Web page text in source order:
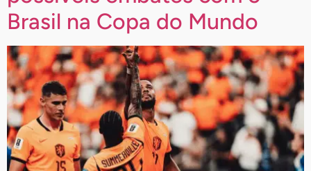
Brasil na Copa do Mundo